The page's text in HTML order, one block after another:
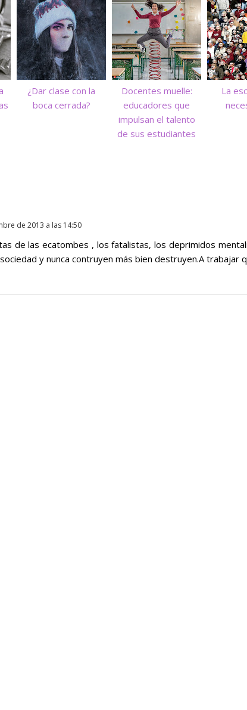
¿Dar clase con la
boca cerrada?
Docentes muelle:
educadores que
impulsan el talento
de sus estudiantes
La
de 2013 a las 14:50
de las ecatombes , los fatalistas, los deprimidos
y nunca contruyen más bien destruyen.A trabajar